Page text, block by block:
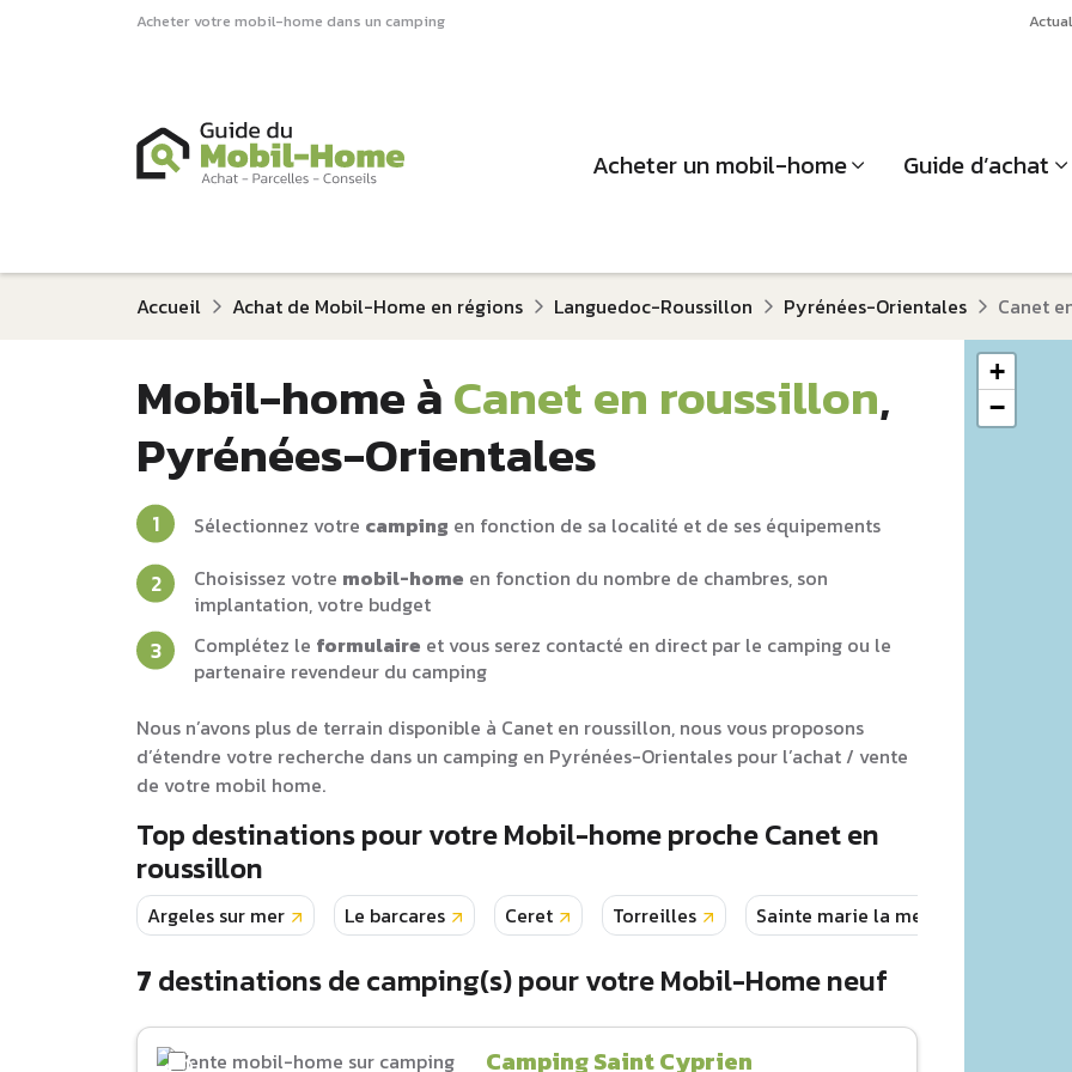
Acheter votre mobil-home dans un camping
Acheter un mobil-home Guide d’achat
Accueil Achat de Mobil-Home en régions Languedoc-Roussillon Pyrénées-Orientales Canet
+
−
Mobil-home àCanet en roussillon,
Pyrénées-Orientales
Sélectionnez votre camping en fonction de sa localité et de ses équipements
Choisissez votre mobil-home en fonction du nombre de chambres, son
implantation, votre budget
Complétez le formulaire et vous serez contacté en direct par le camping ou le
partenaire revendeur du camping
Nous n’avons plus de terrain disponible à Canet en roussillon, nous vous proposons
d’étendre votre recherche dans un camping en Pyrénées-Orientales pour l’achat / vente
de votre mobil home.
Top destinations pour votre Mobil-home proche Canet en
roussillon
Argeles sur mer Le barcares Ceret Torreilles Sainte marie la mer
7 destinations de camping(s) pour votre Mobil-Home neuf
Camping Saint Cyprien